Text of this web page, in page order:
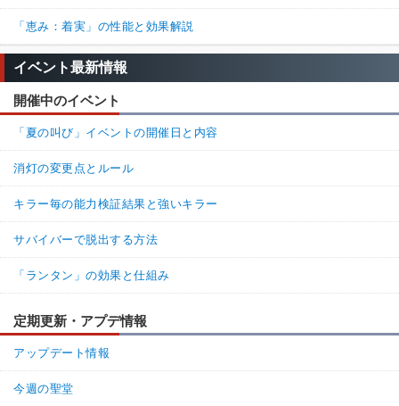
「恵み：着実」の性能と効果解説
イベント最新情報
開催中のイベント
「夏の叫び」イベントの開催日と内容
消灯の変更点とルール
キラー毎の能力検証結果と強いキラー
サバイバーで脱出する方法
「ランタン」の効果と仕組み
定期更新・アプデ情報
アップデート情報
今週の聖堂